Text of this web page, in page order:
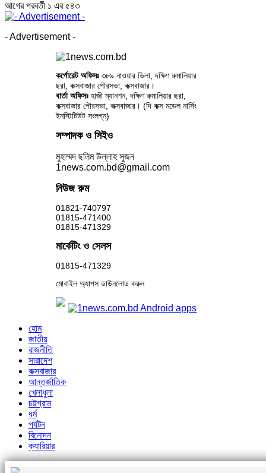
আগেরপরবর্তী ১ এর ৫৪৩
- Advertisement -
কর্পোরেট অফিসঃ ৩৮৯ নাওয়ার ভিলা, দক্ষিণ রুমালিয়ার
ছরা, কক্সবাজার পৌরসভা, কক্সবাজার।
বার্তা অফিসঃহাজী ম্যানশন, দক্ষিণ রুমালিয়ার ছরা,
কক্সবাজার পৌরসভা, কক্সবাজার। (দি কক্স মডেল নার্সিং
ইনস্টিটিউট সংলগ্ন)
সম্পাদক ও সিইও
মুহাম্মদ ছলিম উল্লাহ সুজন
1news.com.bd@gmail.com
নিউজ রুম
01821-740797
01815-471400
01815-471329
মার্কেটিং ও সেলস
01815-471329
মোবাইল অ্যাপস ডাউনলোড করুন
হোম
জাতীয়
রাজনীতি
সারাদেশ
কক্সবাজার
আন্তর্জাতিক
খেলাধুলা
চট্টগ্রাম
ধর্ম
পর্যটন
বিনোদন
ক্যারিয়ার